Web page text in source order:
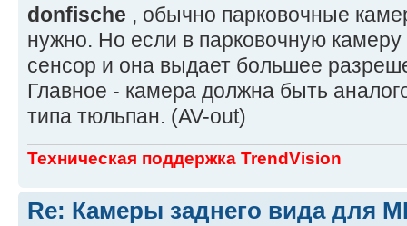
donfische , обычно парковочные
нужно. Но если в парковочную
сенсор и она выдает большее
Главное - камера должна быть
типа тюльпан. (AV-out)
Техническая поддержка TrendVision
Re: Камеры заднего вида для